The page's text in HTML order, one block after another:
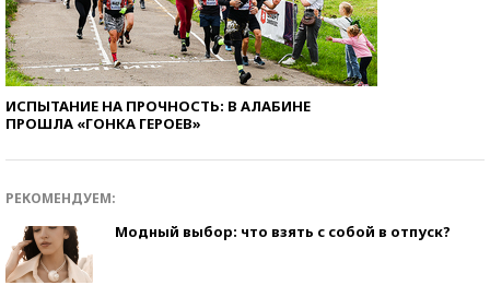
ИСПЫТАНИЕ НА ПРОЧНОСТЬ: В АЛАБИНЕ
ПРОШЛА «ГОНКА ГЕРОЕВ»
РЕКОМЕНДУЕМ:
Модный выбор: что взять с собой в отпуск?